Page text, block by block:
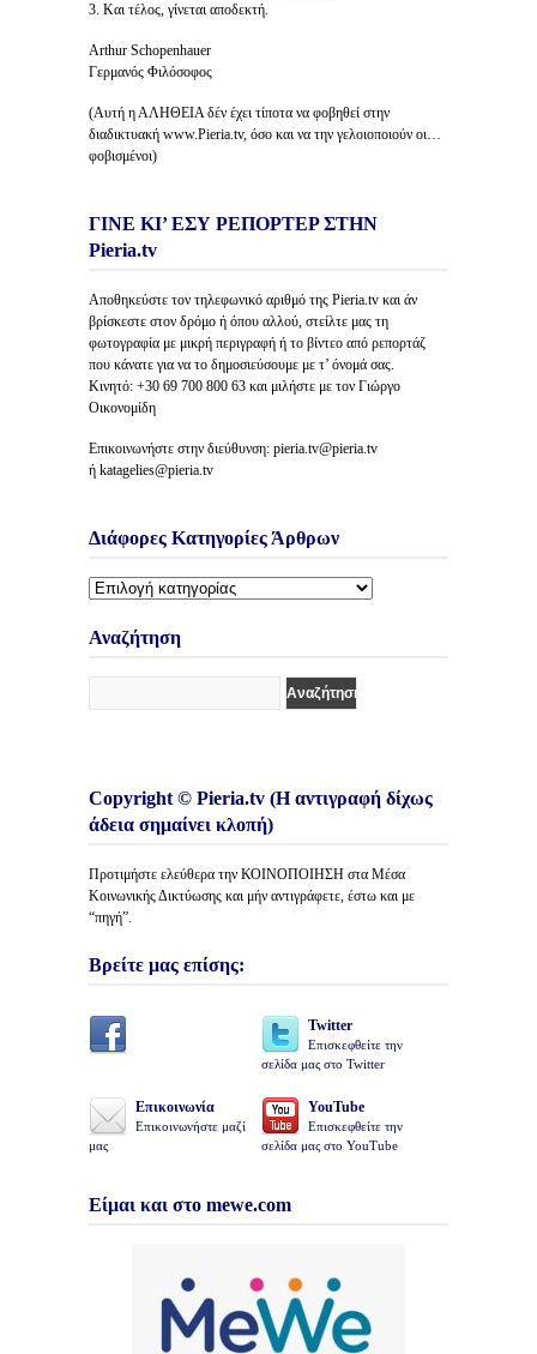
3. Και τέλος, γίνεται αποδεκτή.
Arthur Schopenhauer
Γερμανός Φιλόσοφος
(Αυτή η ΑΛΗΘΕΙΑ δέν έχει τίποτα να φοβηθεί στην
διαδικτυακή www.Pieria.tv, όσο και να την γελοιοποιούν οι…
φοβισμένοι)
ΓΙΝΕ ΚΙ’ ΕΣΥ ΡΕΠΟΡΤΕΡ ΣΤΗΝ
Pieria.tv
Αποθηκεύστε τον τηλεφωνικό αριθμό της Pieria.tv και άν
βρίσκεστε στον δρόμο ή όπου αλλού, στείλτε μας τη
φωτογραφία με μικρή περιγραφή ή το βίντεο από ρεπορτάζ
που κάνατε για να το δημοσιεύσουμε με τ’ όνομά σας.
Κινητό: +30 69 700 800 63 και μιλήστε με τον Γιώργο
Οικονομίδη
Επικοινωνήστε στην διεύθυνση: pieria.tv@pieria.tv
ή katagelies@pieria.tv
Διάφορες Κατηγορίες Άρθρων
Διάφορες
Άρθρων
Αναζήτηση
Copyright © Pieria.tv (Η αντιγραφή δίχως
άδεια σημαίνει κλοπή)
Προτιμήστε ελεύθερα την ΚΟΙΝΟΠΟΙΗΣΗ στα Μέσα
Κοινωνικής Δικτύωσης και μήν αντιγράφετε, έστω και με
“πηγή”.
Βρείτε μας επίσης:
Twitter
Επισκεφθείτε την
σελίδα μας στο Twitter
Επικοινωνία
Επικοινωνήστε μαζί
μας
YouTube
Επισκεφθείτε την
σελίδα μας στο YouTube
Είμαι και στο mewe.com